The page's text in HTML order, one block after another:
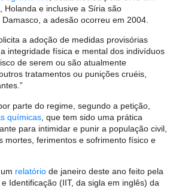
Holanda e inclusive a Síria são
a adesão ocorreu em 2004.
a adoção de medidas provisórias
integridade física e mental dos indivíduos
de serem ou são atualmente
tratamentos ou punições cruéis,
parte do regime, segundo a petição,
químicas , que tem sido uma prática
para intimidar e punir a população civil,
mortes, ferimentos e sofrimento físico e
relatório de janeiro deste ano feito pela
Identificação (IIT, da sigla em inglês) da